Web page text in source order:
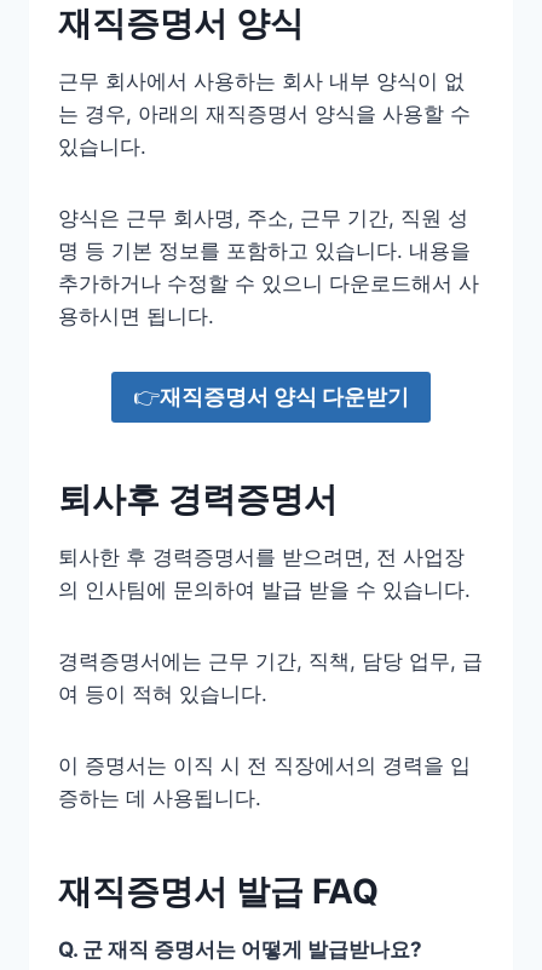
재직증명서 양식
근무 회사에서 사용하는 회사 내부 양식이 없
는 경우, 아래의 재직증명서 양식을 사용할 수
있습니다.
양식은 근무 회사명, 주소, 근무 기간, 직원 성
명 등 기본 정보를 포함하고 있습니다. 내용을
추가하거나 수정할 수 있으니 다운로드해서 사
용하시면 됩니다.
👉재직증명서 양식 다운받기
퇴사후 경력증명서
퇴사한 후 경력증명서를 받으려면, 전 사업장
의 인사팀에 문의하여 발급 받을 수 있습니다.
경력증명서에는 근무 기간, 직책, 담당 업무, 급
여 등이 적혀 있습니다.
이 증명서는 이직 시 전 직장에서의 경력을 입
증하는 데 사용됩니다.
재직증명서 발급 FAQ
Q. 군 재직 증명서는 어떻게 발급받나요?